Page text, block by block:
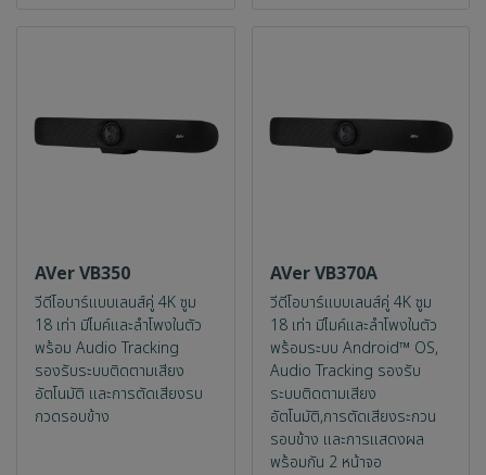
AVer VB350
วีดีโอบาร์แบบเลนส์คู่ 4K ซูม
18 เท่า มีไมค์และลำโพงในตัว
พร้อม Audio Tracking
รองรับระบบติดตามเสียง
อัตโนมัติ และการตัดเสียงรบ
กวดรอบข้าง
AVer VB370A
วีดีโอบาร์แบบเลนส์คู่ 4K ซูม
18 เท่า มีไมค์และลำโพงในตัว
พร้อมระบบ Android™ OS,
Audio Tracking รองรับ
ระบบติดตามเสียง
อัตโนมัติ,การตัดเสียงระกวน
รอบข้าง และการแสดงผล
พร้อมกัน 2 หน้าจอ